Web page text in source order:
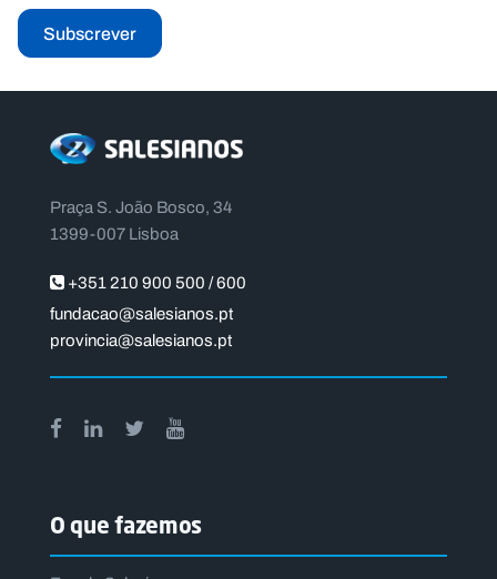
Subscrever
Praça S. João Bosco, 34
1399-007 Lisboa
+351 210 900 500 / 600
fundacao@salesianos.pt
provincia@salesianos.pt
O que fazemos